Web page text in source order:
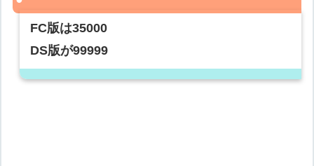
FC版は35000
DS版が99999